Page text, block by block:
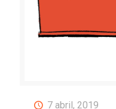
7 abril, 2019